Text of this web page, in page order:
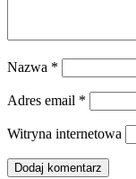
Nazwa *
Adres email *
Witryna internetowa